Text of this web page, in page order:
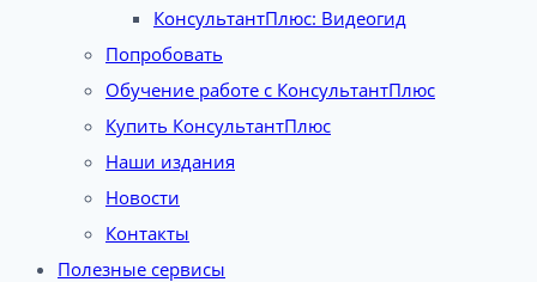
КонсультантПлюс: Видеогид
Попробовать
Обучение работе с КонсультантПлюс
Купить КонсультантПлюс
Наши издания
Новости
Контакты
Полезные сервисы